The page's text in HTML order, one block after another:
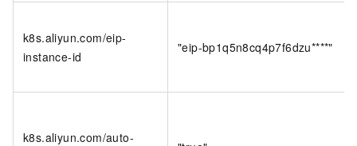
k8s.aliyun.com/eip-
instance-id
"eip-bp1q5n8cq4p7f6dzu****"
k8s.aliyun.com/auto-